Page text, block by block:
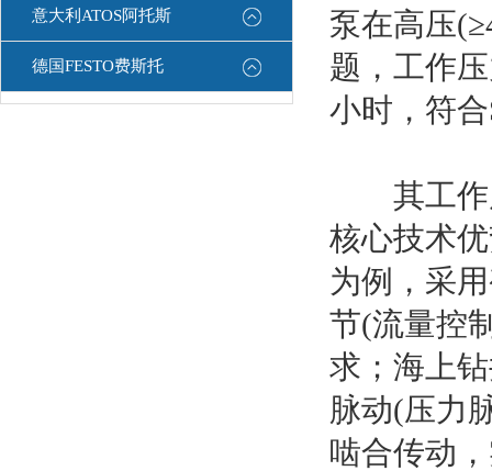
意大利ATOS阿托斯
德国FESTO费斯托
泵在高压
题，工作
小时，符
其工作原
核心技术
为例，采
节(流量控
求；海上
脉动(压力
啮合传动